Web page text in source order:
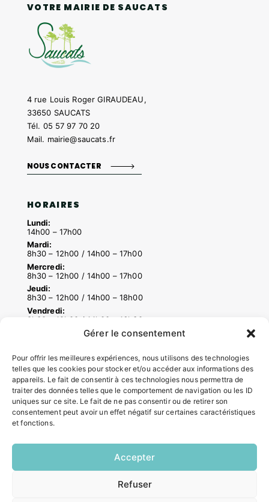
Gérer le consentement
Pour offrir les meilleures expériences, nous utilisons des technologies
telles que les cookies pour stocker et/ou accéder aux informations des
appareils. Le fait de consentir à ces technologies nous permettra de
traiter des données telles que le comportement de navigation ou les ID
uniques sur ce site. Le fait de ne pas consentir ou de retirer son
consentement peut avoir un effet négatif sur certaines caractéristiques
et fonctions.
Accepter
Refuser
VOTRE MAIRIE DE SAUCATS
4 rue Louis Roger GIRAUDEAU,
33650 SAUCATS
Tél. 05 57 97 70 20
Mail. mairie@saucats.fr
NOUS CONTACTER
HORAIRES
Lundi:
14h00 – 17h00
Mardi:
8h30 – 12h00 / 14h00 – 17h00
Mercredi:
8h30 – 12h00 / 14h00 – 17h00
Jeudi:
8h30 – 12h00 / 14h00 – 18h00
Vendredi:
8h30 – 12h00 / 14h00 – 16h30
ACCÉS RAPIDES
Contacter la mairie
Pôle santé
Le Saucatais
Formalités administratives
Demander un composteur
INFORMATIONS LÉGALES